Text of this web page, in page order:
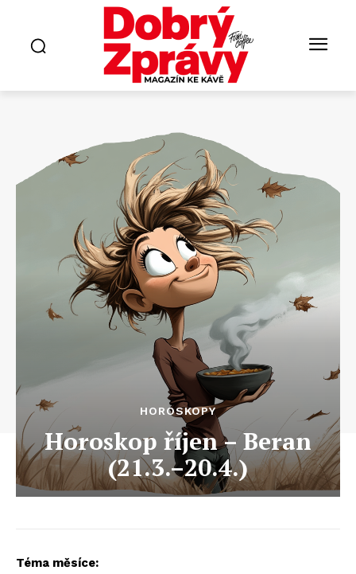
HOROSKOPY
Horoskop říjen – Beran
(21.3.–20.4.)
Téma měsíce: